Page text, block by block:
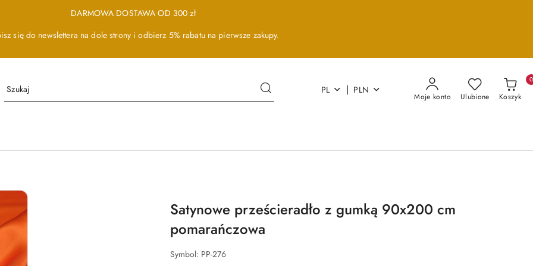
DARMOWA DOSTAWA OD 300 zł
się do newslettera na dole strony i odbierz 5% rabatu na pierwsze zakupy.
PL | PLN
Moje konto Ulubione Koszyk
0
Satynowe prześcieradło z gumką 90x200 cm
pomarańczowa
Symbol: PP-276